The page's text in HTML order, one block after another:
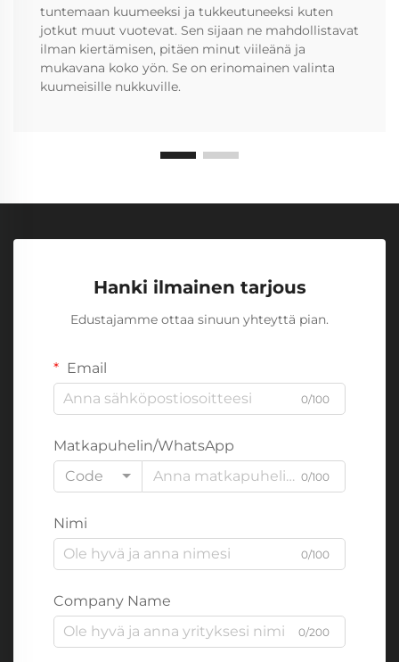
tuntemaan kuumeeksi ja tukkeutuneeksi kuten
jotkut muut vuotevat. Sen sijaan ne mahdollistavat
ilman kiertämisen, pitäen minut viileänä ja
mukavana koko yön. Se on erinomainen valinta
kuumeisille nukkuville.
Hanki ilmainen tarjous
Edustajamme ottaa sinuun yhteyttä pian.
Email
0/100
Matkapuhelin/WhatsApp
Code
0/100
Nimi
0/100
Company Name
0/200